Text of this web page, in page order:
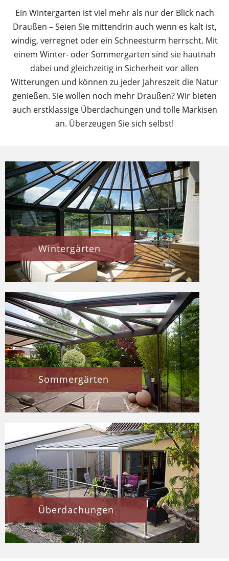
Ein Wintergarten ist viel mehr als nur der Blick nach
Draußen – Seien Sie mittendrin auch wenn es kalt ist,
windig, verregnet oder ein Schneesturm herrscht. Mit
einem Winter- oder Sommergarten sind sie hautnah
dabei und gleichzeitig in Sicherheit vor allen
Witterungen und können zu jeder Jahreszeit die Natur
genießen. Sie wollen noch mehr Draußen? Wir bieten
auch erstklassige Überdachungen und tolle Markisen
an. Überzeugen Sie sich selbst!
Wintergärten
Sommergärten
Überdachungen